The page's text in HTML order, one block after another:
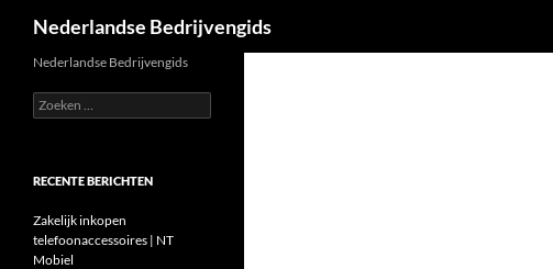
Nederlandse Bedrijvengids
Nederlandse Bedrijvengids
Zoeken
naar:
RECENTE BERICHTEN
Zakelijk inkopen
telefoonaccessoires | NT
Mobiel